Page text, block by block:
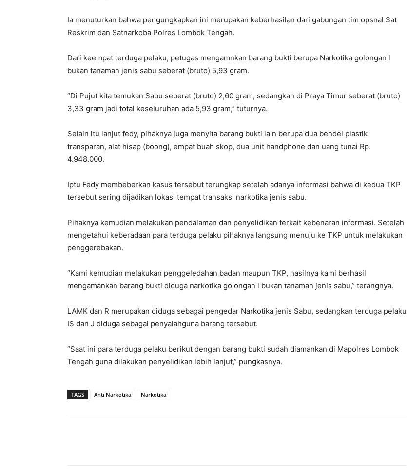
Ia menuturkan bahwa pengungkapkan ini merupakan keberhasilan dari gabungan tim opsnal Sat
Reskrim dan Satnarkoba Polres Lombok Tengah.
Dari keempat terduga pelaku, petugas mengamnkan barang bukti berupa Narkotika golongan l
bukan tanaman jenis sabu seberat (bruto) 5,93 gram.
“Di Pujut kita temukan Sabu seberat (bruto) 2,60 gram, sedangkan di Praya Timur seberat (bruto)
3,33 gram jadi total keseluruhan ada 5,93 gram,” tuturnya.
Selain itu lanjut fedy, pihaknya juga menyita barang bukti lain berupa dua bendel plastik
transparan, alat hisap (boong), empat buah skop, dua unit handphone dan uang tunai Rp.
4.948.000.
Iptu Fedy membeberkan kasus tersebut terungkap setelah adanya informasi bahwa di kedua TKP
tersebut sering dijadikan lokasi tempat transaksi narkotika jenis sabu.
Pihaknya kemudian melakukan pendalaman dan penyelidikan terkait kebenaran informasi. Setelah
mengetahui keberadaan para terduga pelaku pihaknya langsung menuju ke TKP untuk melakukan
penggerebakan.
“Kami kemudian melakukan penggeledahan badan maupun TKP, hasilnya kami berhasil
mengamankan barang bukti diduga narkotika golongan l bukan tanaman jenis sabu,” terangnya.
LAMK dan R merupakan diduga sebagai pengedar Narkotika jenis Sabu, sedangkan terduga pelaku
IS dan J diduga sebagai penyalahguna barang tersebut.
“Saat ini para terduga pelaku berikut dengan barang bukti sudah diamankan di Mapolres Lombok
Tengah guna dilakukan penyelidikan lebih lanjut,” pungkasnya.
TAGS Anti Narkotika Narkotika